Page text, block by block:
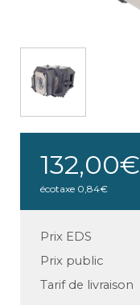
132,00€
écotaxe 0,84€
Prix EDS
Prix public
Tarif de livraison